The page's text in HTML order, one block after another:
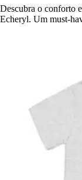
Descubra o conforto
Echeryl. Um must-